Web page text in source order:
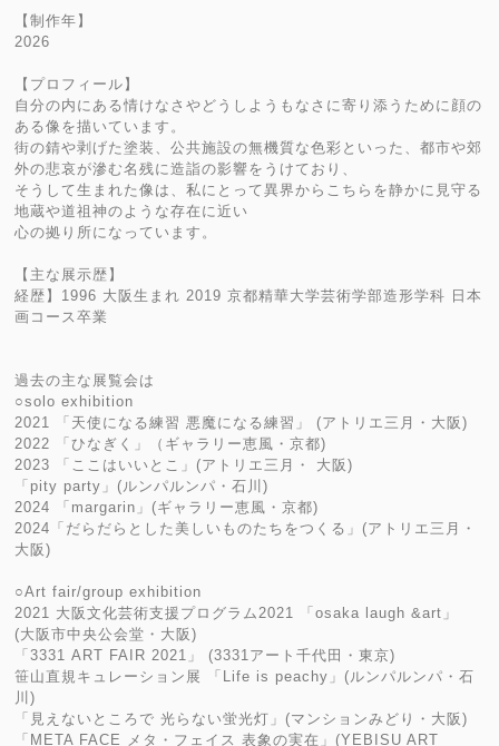
【制作年】
2026
【プロフィール】
自分の内にある情けなさやどうしようもなさに寄り添うために顔の
ある像を描いています。
街の錆や剥げた塗装、公共施設の無機質な色彩といった、都市や郊
外の悲哀が滲む名残に造詣の影響をうけており、
そうして生まれた像は、私にとって異界からこちらを静かに見守る
地蔵や道祖神のような存在に近い
心の拠り所になっています。
【主な展示歴】
経歴】1996 大阪生まれ 2019 京都精華大学芸術学部造形学科 日本
画コース卒業
過去の主な展覧会は
○solo exhibition
2021 「天使になる練習 悪魔になる練習」 (アトリエ三月・大阪)
2022 「ひなぎく」（ギャラリー恵風・京都)
2023 「ここはいいとこ」(アトリエ三月・ 大阪)
「pity party」(ルンパルンパ・石川)
2024 「margarin」(ギャラリー恵風・京都)
2024「だらだらとした美しいものたちをつくる」(アトリエ三月・
大阪)
○Art fair/group exhibition
2021 大阪文化芸術支援プログラム2021 「osaka laugh &art」
(大阪市中央公会堂・大阪)
「3331 ART FAIR 2021」 (3331アート千代田・東京)
笹山直規キュレーション展 「Life is peachy」(ルンパルンパ・石
川)
「見えないところで 光らない蛍光灯」(マンションみどり・大阪)
「META FACE メタ・フェイス 表象の実在」(YEBISU ART